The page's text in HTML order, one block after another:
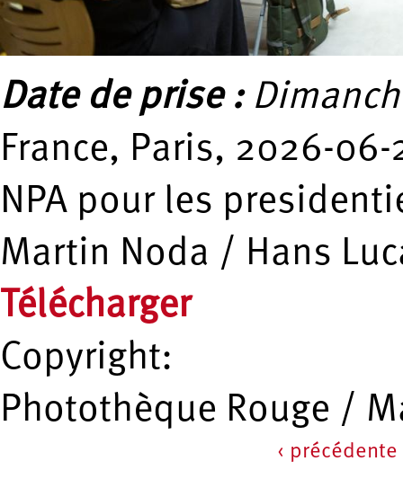
Date de prise :
France, Paris, 2026-
NPA pour les
Martin Noda / Hans
Télécharger
Copyright:
Photothèque Rouge /
‹ précédente